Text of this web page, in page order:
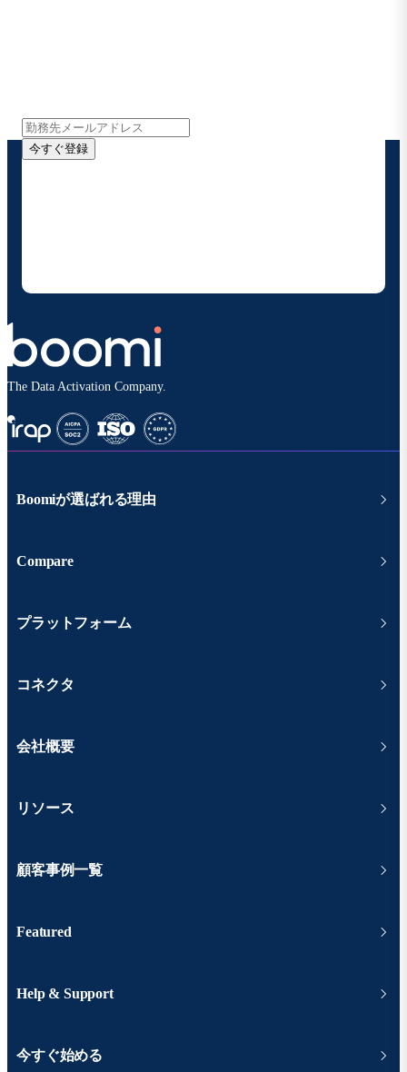
今すぐ登録
The Data Activation Company.
Boomiが選ばれる理由
Compare
プラットフォーム
コネクタ
会社概要
リソース
顧客事例一覧
Featured
Help & Support
今すぐ始める